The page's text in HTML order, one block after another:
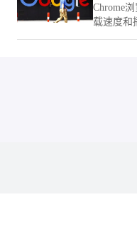
Chrome
载速度和